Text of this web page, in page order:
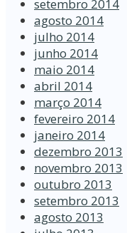
setembro 2014
agosto 2014
julho 2014
junho 2014
maio 2014
abril 2014
março 2014
fevereiro 2014
janeiro 2014
dezembro 2013
novembro 2013
outubro 2013
setembro 2013
agosto 2013